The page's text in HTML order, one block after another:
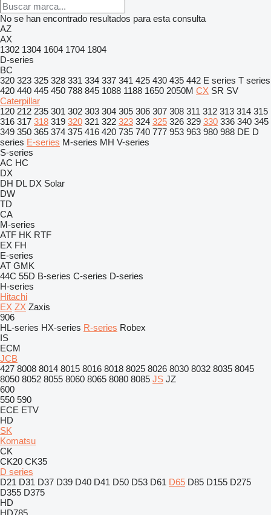
No se han encontrado resultados para esta consulta
AZ
AX
1302 1304 1604 1704 1804
D-series
BC
320 323 325 328 331 334 337 341 425 430 435 442 E series T series
420 440 445 450 788 845 1088 1188 1650 2050M CX SR SV
Caterpillar
120 212 235 301 302 303 304 305 306 307 308 311 312 313 314 315
316 317 318 319 320 321 322 323 324 325 326 329 330 336 340 345
349 350 365 374 375 416 420 735 740 777 953 963 980 988 DE D
series E-series M-series MH V-series
S-series
AC HC
DX
DH DL DX Solar
DW
TD
CA
M-series
ATF HK RTF
EX FH
E-series
AT GMK
44C 55D B-series C-series D-series
H-series
Hitachi
EX ZX Zaxis
906
HL-series HX-series R-series Robex
IS
ECM
JCB
427 8008 8014 8015 8016 8018 8025 8026 8030 8032 8035 8045
8050 8052 8055 8060 8065 8080 8085 JS JZ
600
550 590
ECE ETV
HD
SK
Komatsu
CK
CK20 CK35
D series
D21 D31 D37 D39 D40 D41 D50 D53 D61 D65 D85 D155 D275
D355 D375
HD
HD785